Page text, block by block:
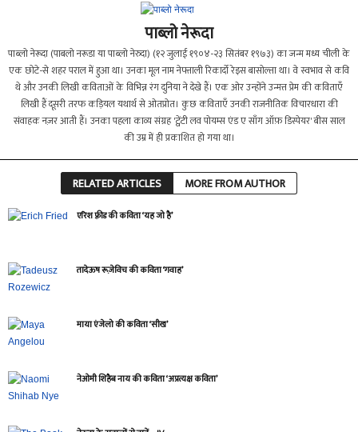
पाब्लो नेरूदा
पाब्लो नेरूदा (पाबलो नरूडा या पाब्लो नेरुदा) (१२ जुलाई १९०४-२३ सितंबर १९७३) का जन्म मध्य चीली के
एक छोटे-से शहर पराल में हुआ था। उनका मूल नाम नेफ्ताली रिकार्दो रेइस बासोल्ता था। वे स्वभाव से कवि
थे और उनकी लिखी कविताओं के विभिन्न रंग दुनिया ने देखे हैं। एक ओर उन्होंने उन्मत्त प्रेम की कविताएँ
लिखी हैं दूसरी तरफ कड़ियल यथार्थ से ओतप्रोत। कुछ कविताएँ उनकी राजनीतिक विचारधारा की
संवाहक नज़र आती हैं। उनका पहला काव्य संग्रह 'ट्वेंटी लव पोयम्स एंड ए साँग ऑफ़ डिस्पेयर' बीस साल
की उम्र में ही प्रकाशित हो गया था।
RELATED ARTICLES MORE FROM AUTHOR
एरिश फ़्रीड की कविता ‘यह जो है’
तादेऊष रूज़ेविच की कविता ‘गवाह’
माया एंजेलो की कविता ‘सीख’
नेओमी शिहैब नाय की कविता ‘अप्रत्यक्ष कविता’